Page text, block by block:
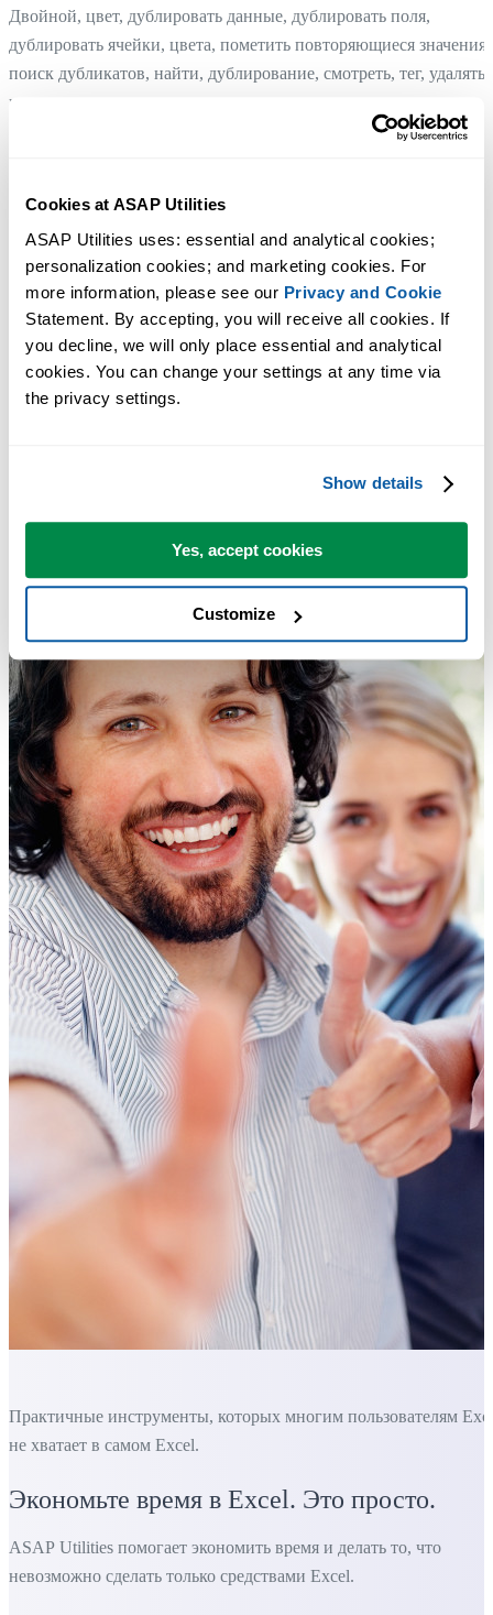
Cookies at ASAP Utilities
ASAP Utilities uses: essential and analytical cookies;
personalization cookies; and marketing cookies. For
more information, please see our Privacy and Cookie
Statement. By accepting, you will receive all cookies. If
you decline, we will only place essential and analytical
cookies. You can change your settings at any time via
the privacy settings.
Show details
Yes, accept cookies
Customize
Двойной, цвет, дублировать данные, дублировать поля,
дублировать ячейки, цвета, пометить повторяющиеся значения,
поиск дубликатов, найти, дублирование, смотреть, тег, удалять
повторяющиеся данные, выполнять дедупликацию,
статическое
Совет: Alt + P для предыдущего инструмента.
Подсчет дубликатов и назначение каждому их набору
собственного цвета
Alt для следующего инструмента.
Практичные инструменты, которых многим пользователям
не хватает в самом Excel.
Экономьте время в Excel. Это просто.
ASAP Utilities помогает экономить время и делать то, что
невозможно сделать только средствами Excel.